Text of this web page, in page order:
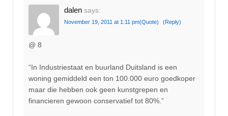
dalen says:
November 19, 2011 at 1:11 pm(Quote) (Reply)
@ 8
“In Industriestaat en buurland Duitsland is een
woning gemiddeld een ton 100.000 euro goedkoper
maar die hebben ook geen kunstgrepen en
financieren gewoon conservatief tot 80%.”